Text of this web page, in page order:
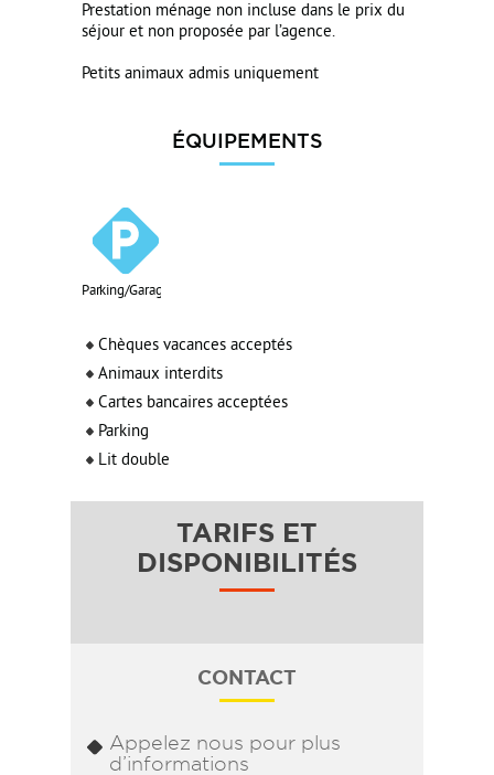
Prestation ménage non incluse dans le prix du
séjour et non proposée par l’agence.
Petits animaux admis uniquement
ÉQUIPEMENTS
Parking/Garage
Chèques vacances acceptés
Animaux interdits
Cartes bancaires acceptées
Parking
Lit double
TARIFS ET
DISPONIBILITÉS
CONTACT
Appelez nous pour plus
d’informations